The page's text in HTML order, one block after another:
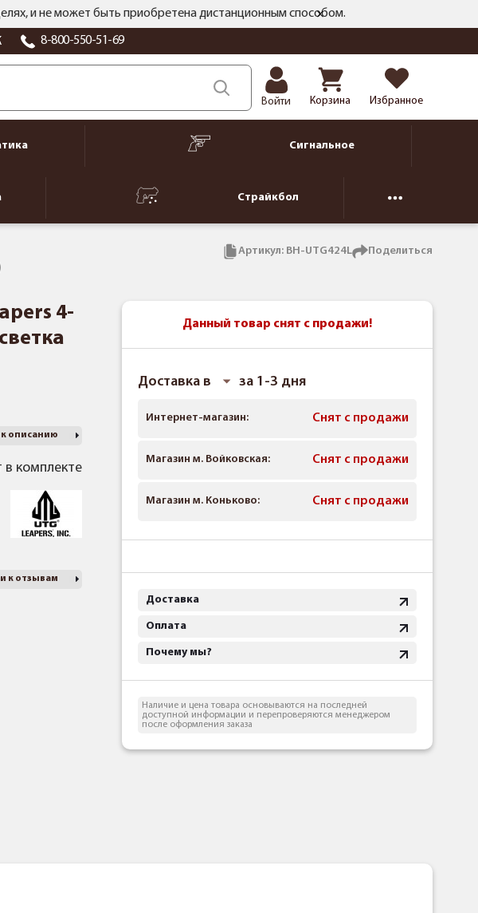
и не может быть приобретена дистанционным способом.
8-800-550-51-69
Войти Корзина Избранное
Сигнальное
Страйкбол
Артикул: BH-UTG424L Поделиться
4-
к описанию
в комплекте
к отзывам
Данный товар снят с продажи!
Доставка в за 1-3 дня
Интернет-магазин: Снят с продажи
Магазин м. Войковская: Снят с продажи
Магазин м. Коньково: Снят с продажи
Доставка
Оплата
Почему мы?
Наличие и цена товара основываются на последней
доступной информации и перепроверяются менеджером
после оформления заказа